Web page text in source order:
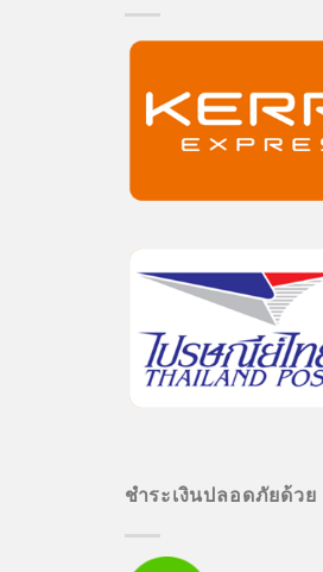
ชำระเงินปลอดภัยด้วย